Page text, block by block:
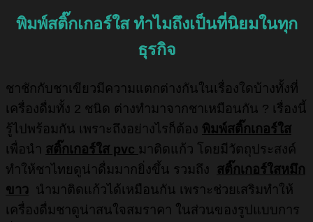
พิมพ์สติ๊กเกอร์ใส ทำไมถึงเป็นที่นิยมในทุก
ธุรกิจ
ชาชักกับชาเขียวมีความแตกต่างกันในเรื่องใดบ้างทั้งที่
เครื่องดื่มทั้ง 2 ชนิด ต่างทำมาจากชาเหมือนกัน ? เรื่องนี้
รู้ไปพร้อมกัน เพราะถึงอย่างไรก็ต้อง พิมพ์สติ๊กเกอร์ใส
เพื่อนำ สติ๊กเกอร์ใส pvc มาติดแก้ว โดยมีวัตถุประสงค์
ทำให้ชาไทยดูน่าดื่มมากยิ่งขึ้น รวมถึง สติ๊กเกอร์ใสหมึก
ขาว นำมาติดแก้วได้เหมือนกัน เพราะช่วยเสริมทำให้
เครื่องดื่มชาดูน่าสนใจสมราคา ในส่วนของรูปแบบการ